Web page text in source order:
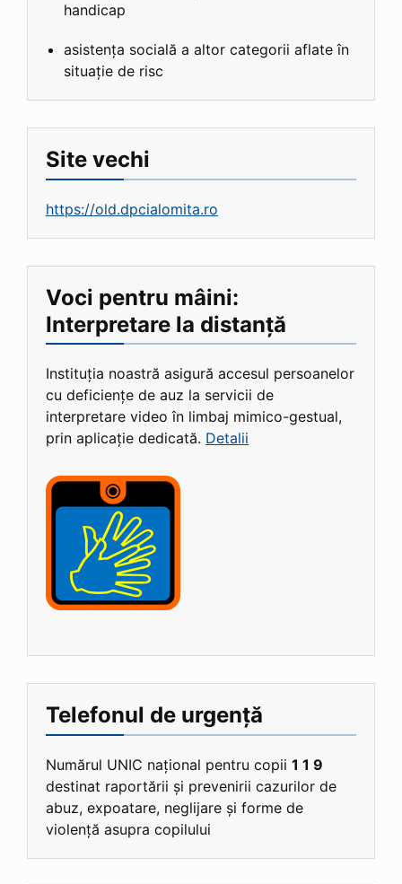
handicap
asistența socială a altor categorii aflate în
situație de risc
Site vechi
https://old.dpcialomita.ro
Voci pentru mâini:
Interpretare la distanță
Instituția noastră asigură accesul persoanelor
cu deficiențe de auz la servicii de
interpretare video în limbaj mimico-gestual,
prin aplicație dedicată. Detalii
Telefonul de urgență
Numărul UNIC național pentru copii 1 1 9
destinat raportării și prevenirii cazurilor de
abuz, expoatare, neglijare și forme de
violență asupra copilului